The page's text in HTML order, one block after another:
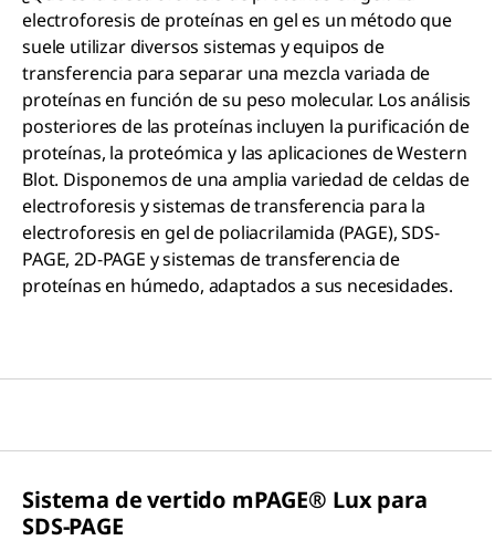
electroforesis de proteínas en gel es un método que
suele utilizar diversos sistemas y equipos de
transferencia para separar una mezcla variada de
proteínas en función de su peso molecular. Los análisis
posteriores de las proteínas incluyen la purificación de
proteínas, la proteómica y las aplicaciones de Western
Blot. Disponemos de una amplia variedad de celdas de
electroforesis y sistemas de transferencia para la
electroforesis en gel de poliacrilamida (PAGE), SDS-
PAGE, 2D-PAGE y sistemas de transferencia de
proteínas en húmedo, adaptados a sus necesidades.
Sistema de vertido mPAGE® Lux para
SDS-PAGE